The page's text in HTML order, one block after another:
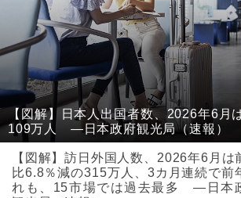
【図解】日本人出国者数、2026年6月
109万人 ―日本政府観光局（速報）
【図解】訪日外国人数、2026年6月は
比6.8％減の315万人、3カ月連続で前
れも、15市場では過去最多 ―日本